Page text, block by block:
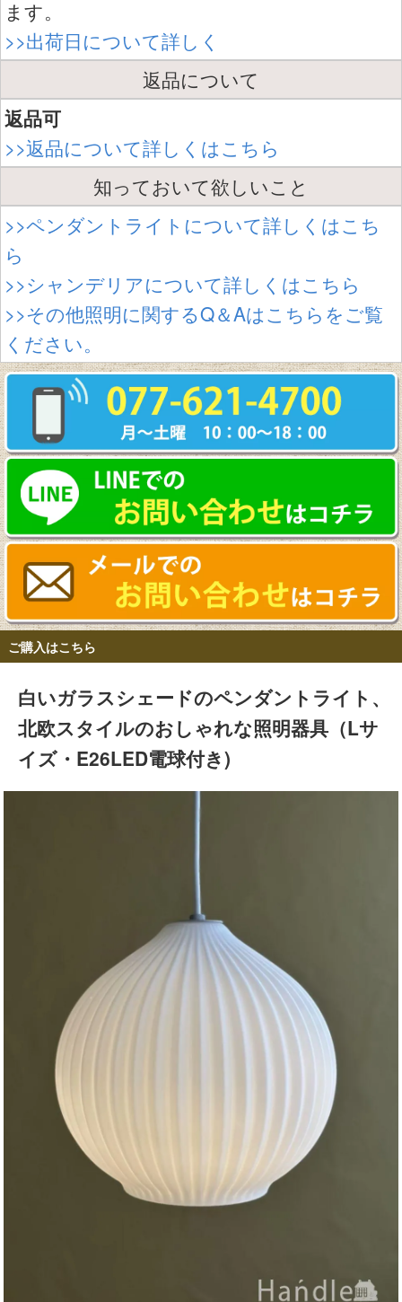
ます。
>>出荷日について詳しく
返品について
返品可
>>返品について詳しくはこちら
知っておいて欲しいこと
>>ペンダントライトについて詳しくはこち
ら
>>シャンデリアについて詳しくはこちら
>>その他照明に関するQ＆Aはこちらをご覧
ください。
ご購入はこちら
白いガラスシェードのペンダントライト、
北欧スタイルのおしゃれな照明器具（Lサ
イズ・E26LED電球付き)